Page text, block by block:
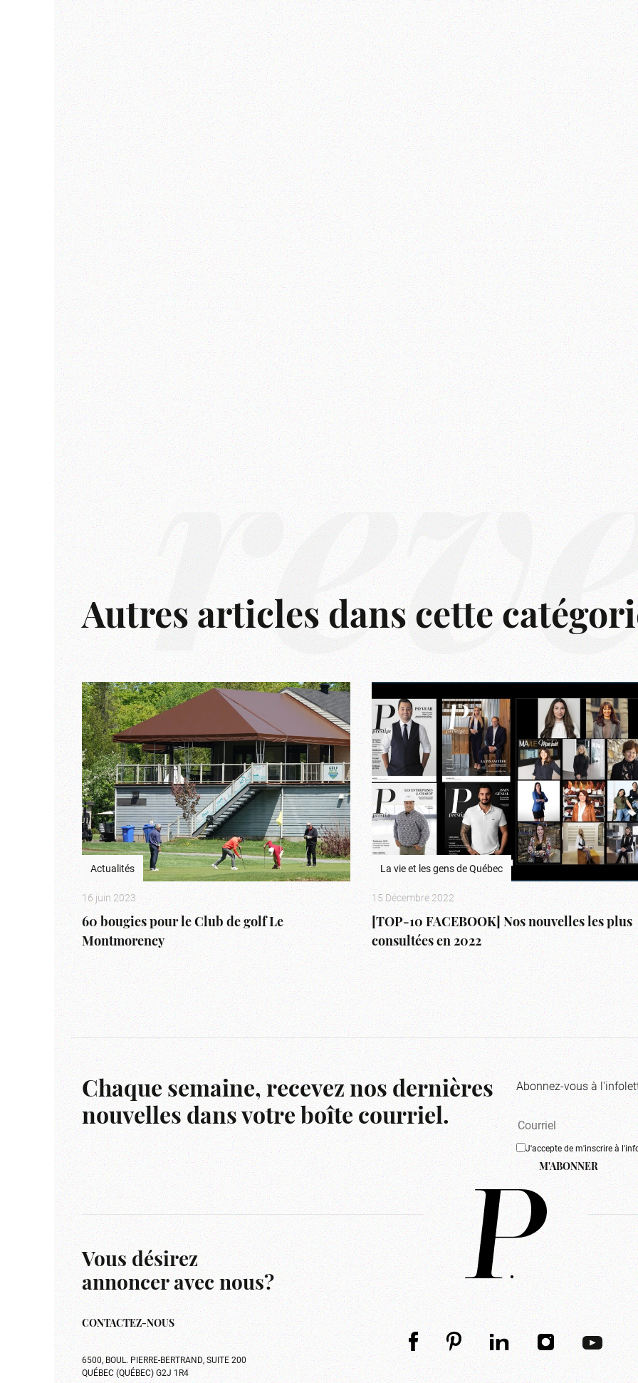
Autres articles dans cette
Actualités
16 juin 2023
60 bougies pour le Club de golf Le
Montmorency
La vie et les gens de Québec
15 Décembre 2022
[TOP-10 FACEBOOK] Nos nouvelles les plus
consultées en 2022
Chaque semaine, recevez nos dernières
nouvelles dans votre boîte courriel.
Abonnez-vous à
J'accepte de m'inscrire à
M'ABONNER
Vous désirez
annoncer avec nous?
CONTACTEZ-NOUS
6500, BOUL. PIERRE-BERTRAND, SUITE 200
QUÉBEC (QUÉBEC) G2J 1R4